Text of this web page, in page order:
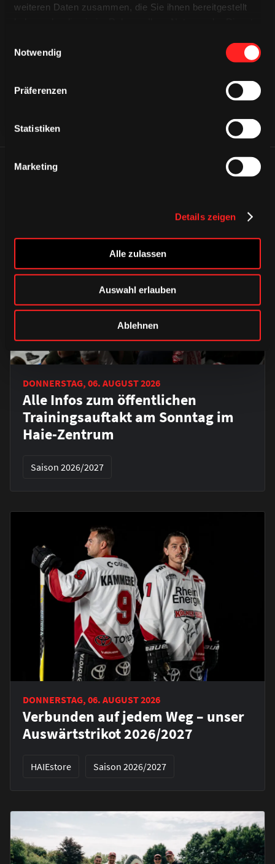
weiteren Daten zusammen, die Sie ihnen bereitgestellt
Notwendig
Präferenzen
Statistiken
Marketing
Details zeigen
Alle zulassen
Auswahl erlauben
Ablehnen
ÄHNLICHE NEWS
DONNERSTAG, 06. AUGUST 2026
Alle Infos zum öffentlichen
Trainingsauftakt am Sonntag im
Haie-Zentrum
Saison 2026/2027
DONNERSTAG, 06. AUGUST 2026
Verbunden auf jedem Weg – unser
Auswärtstrikot 2026/2027
HAIEstore Saison 2026/2027